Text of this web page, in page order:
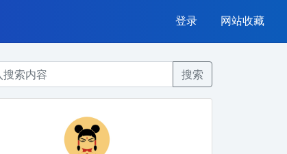
登录 网站收藏
搜索